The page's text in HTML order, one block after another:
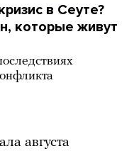
в Сеуте?
которые живут
августа